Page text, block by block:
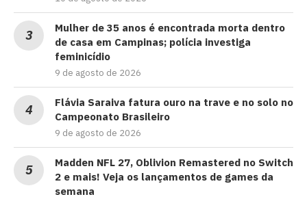
Mulher de 35 anos é encontrada morta dentro
de casa em Campinas; polícia investiga
feminicídio
9 de agosto de 2026
Flávia Saraiva fatura ouro na trave e no solo no
Campeonato Brasileiro
9 de agosto de 2026
Madden NFL 27, Oblivion Remastered no Switch
2 e mais! Veja os lançamentos de games da
semana